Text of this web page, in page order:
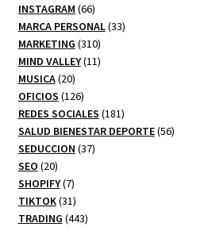
INSTAGRAM 6666
productos
MARCA PERSONAL 3333
MARKETING 310310
productos
MIND VALLEY 1111
MUSICA 2020
productos
OFICIOS 126126
productos
REDES SOCIALES 181181
productos
SALUD BIENESTAR DEPORTE 5656
SEDUCCION 3737
SEO 2020
productos
SHOPIFY 77
productos
TIKTOK 3131
productos
TRADING 443443